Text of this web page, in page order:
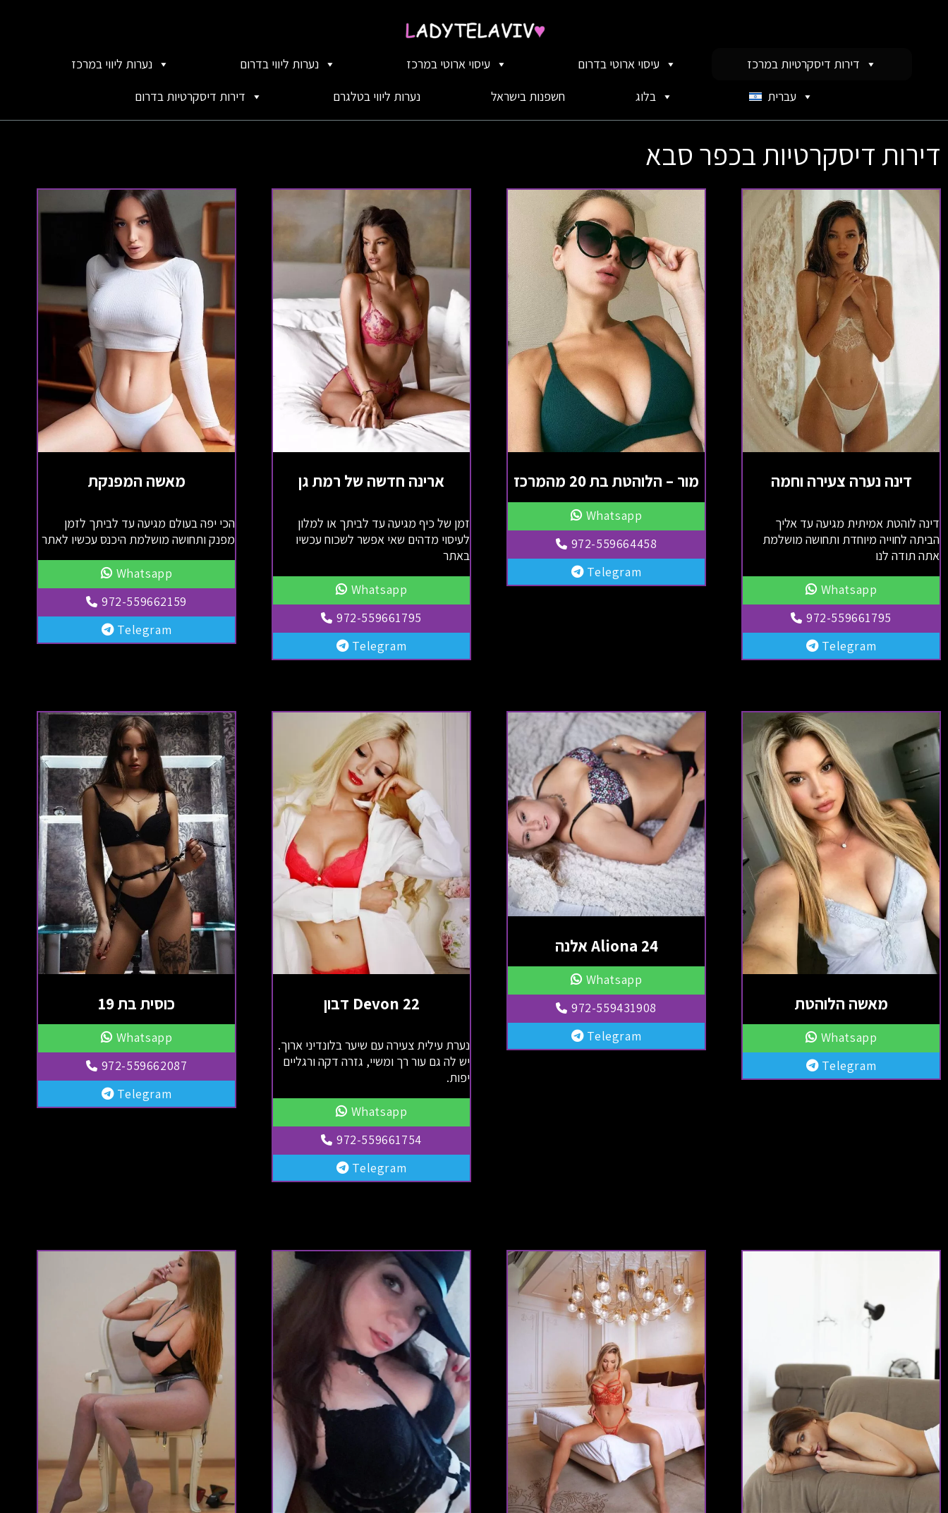
נערות ליווי במרכז נערות ליווי בדרום עיסוי ארוטי במרכז עיסוי ארוטי בדרום
דירות דיסקרטיות במרכז
דירות דיסקרטיות בדרום
נערות ליווי בטלגרם חשפנות בישראל בלוג עברית
דירות דיסקרטיות בכפר סבא
דינה נערה צעירה וחמה
דינה לוהטת אמיתית מגיעה עד אליך
הביתה לחוייה מיוחדת ותחושה מושלמת
אתה תודה לנו
Whatsapp
972-559661795
Telegram
מור – הלוהטת בת 20 מהמרכז
Whatsapp
972-559664458
Telegram
ארינה חדשה של רמת גן
זמן של כיף מגיעה עד לביתך או למלון
לעיסוי מדהים שאי אפשר לשכוח עכשיו
באתר
Whatsapp
972-559661795
Telegram
מאשה המפנקת
הכי יפה בעולם מגיעה עד לביתך לזמן
מפנק ותחושה מושלמת היכנס עכשיו לאתר
Whatsapp
972-559662159
Telegram
מאשה הלוהטת
Whatsapp
Telegram
Aliona 24 אלנה
Whatsapp
972-559431908
Telegram
Devon 22 דבון
נערת עילית צעירה עם שיער בלונדיני ארוך.
יש לה גם עור רך ומשיי, גזרה דקה ורגליים
יפות.
Whatsapp
972-559661754
Telegram
כוסית בת 19
Whatsapp
972-559662087
Telegram